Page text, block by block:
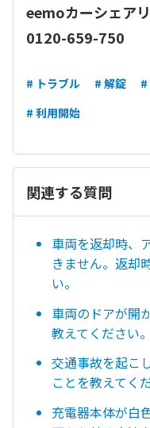
eemoカーシェア
0120-659-750
# トラブル # 解錠 #
# 利用開始
関連する質問
車両を返却時、
きません。返却
い。
車両のドアが開
教えてください。
交通事故を起こ
ことを教えてく
充電器本体が白